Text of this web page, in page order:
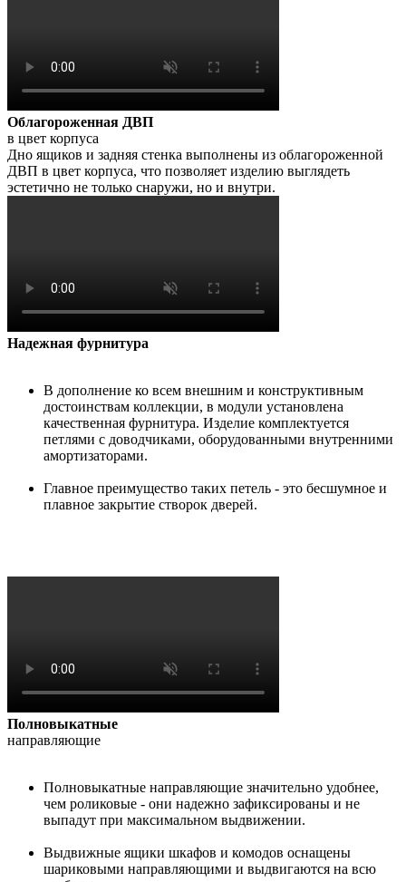
Облагороженная ДВП
в цвет корпуса
Дно ящиков и задняя стенка выполнены из облагороженной
ДВП в цвет корпуса, что позволяет изделию выглядеть
эстетично не только снаружи, но и внутри.
Надежная фурнитура
В дополнение ко всем внешним и конструктивным
достоинствам коллекции, в модули установлена
качественная фурнитура. Изделие комплектуется
петлями с доводчиками, оборудованными внутренними
амортизаторами.
Главное преимущество таких петель - это бесшумное и
плавное закрытие створок дверей.
Полновыкатные
направляющие
Полновыкатные направляющие значительно удобнее,
чем роликовые - они надежно зафиксированы и не
выпадут при максимальном выдвижении.
Выдвижные ящики шкафов и комодов оснащены
шариковыми направляющими и выдвигаются на всю